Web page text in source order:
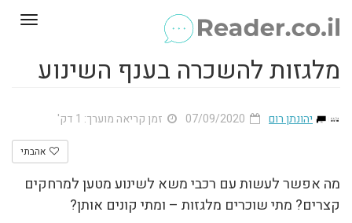
מלגזות להשכרה בענף השינוע
יהונתן רום זמן קריאה מוערך: 1 דק'
אהבתי
מה אפשר לעשות עם רכבי משא לשינוע מטען למרחקים
קצרים? מתי שוכרים מלגזות – ומתי קונים אותן?